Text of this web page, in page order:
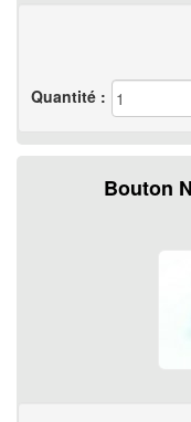
Quantité :
Bouton